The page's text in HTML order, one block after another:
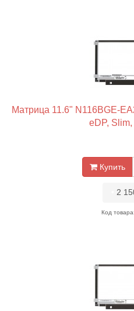
Матрица 11.6" N116BGE-
eDP,
Купить
2
Код